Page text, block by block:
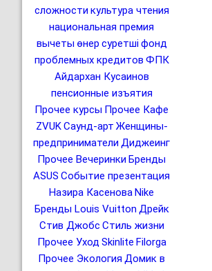
сложности культура чтения
национальная премия
вычеты өнер суретшіфонд
проблемных кредитов ФПК
Айдархан Кусаинов
пенсионные изъятия
Прочее курсы Прочее Кафе
ZVUKСаунд-арт Женщины-
предприниматели Диджеинг
Прочее Вечеринки Бренды
ASUS Событие презентация
Назира Касенова Nike
Бренды Louis Vuitton Дрейк
Стив Джобс Стиль жизни
Прочее Уход Skinlite Filorga
Прочее Экология Домик в